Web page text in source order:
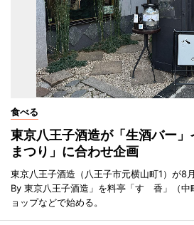
食べる
東京八王子酒造が「生酒バー
まつり」に合わせ企画
東京八王子酒造（八王子市元横山町1）が8
By 東京八王子酒造」を料亭「すゞ香」（
ョップなどで始める。